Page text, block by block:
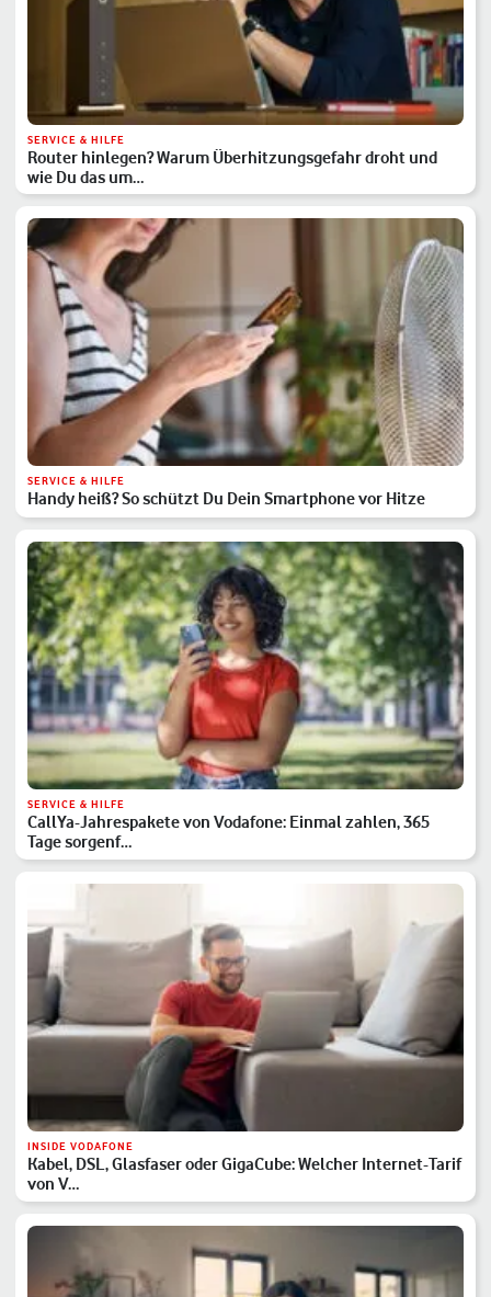
SERVICE & HILFE
Router hinlegen? Warum Überhitzungsgefahr droht und
wie Du das um…
SERVICE & HILFE
Handy heiß? So schützt Du Dein Smartphone vor Hitze
SERVICE & HILFE
CallYa-Jahrespakete von Vodafone: Einmal zahlen, 365
Tage sorgenf…
INSIDE VODAFONE
Kabel, DSL, Glasfaser oder GigaCube: Welcher Internet-Tarif
von V…